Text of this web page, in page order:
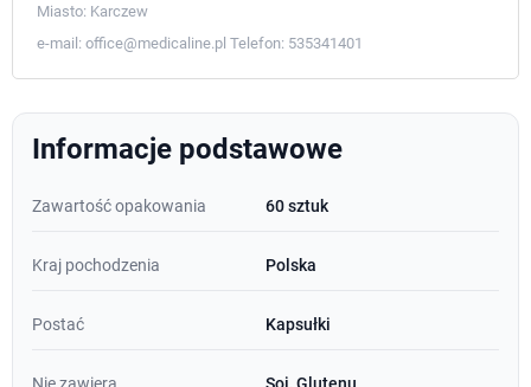
Miasto: Karczew
e-mail: office@medicaline.pl Telefon: 535341401
Informacje podstawowe
Zawartość opakowania 60 sztuk
Kraj pochodzenia Polska
Postać Kapsułki
Nie zawiera Soi, Glutenu